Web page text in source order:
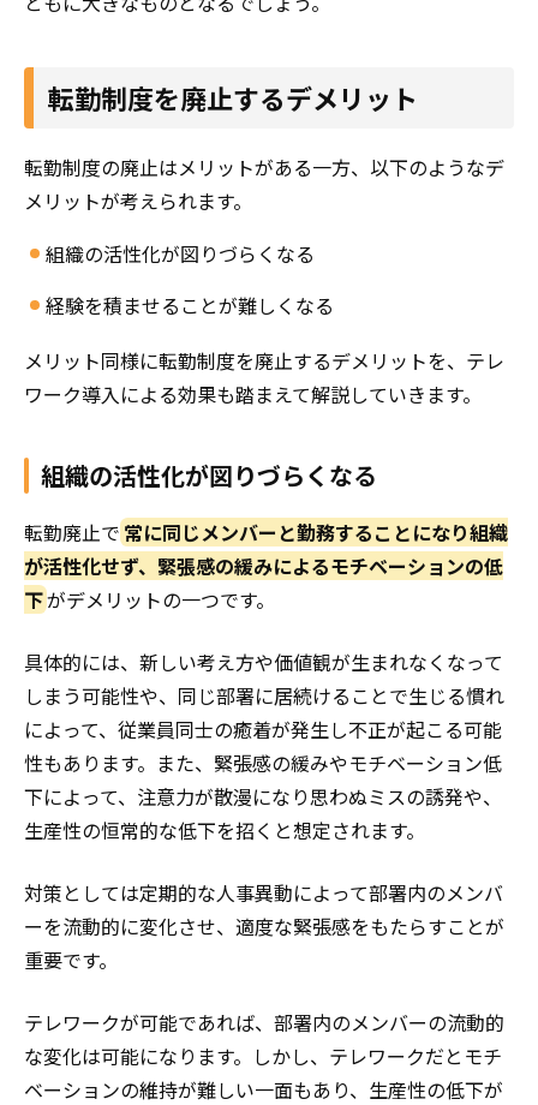
転勤制度を廃止するデメリット
転勤制度の廃止はメリットがある一方、以下のようなデ
メリットが考えられます。
組織の活性化が図りづらくなる
経験を積ませることが難しくなる
メリット同様に転勤制度を廃止するデメリットを、テレ
ワーク導入による効果も踏まえて解説していきます。
組織の活性化が図りづらくなる
転勤廃止で 常に同じメンバーと勤務することになり組織
が活性化せず、緊張感の緩みによるモチベーションの低
下がデメリットの一つです。
具体的には、新しい考え方や価値観が生まれなくなって
しまう可能性や、同じ部署に居続けることで生じる慣れ
によって、従業員同士の癒着が発生し不正が起こる可能
性もあります。また、緊張感の緩みやモチベーション低
下によって、注意力が散漫になり思わぬミスの誘発や、
生産性の恒常的な低下を招くと想定されます。
対策としては定期的な人事異動によって部署内のメンバ
ーを流動的に変化させ、適度な緊張感をもたらすことが
重要です。
テレワークが可能であれば、部署内のメンバーの流動的
な変化は可能になります。しかし、テレワークだとモチ
ベーションの維持が難しい一面もあり、生産性の低下が